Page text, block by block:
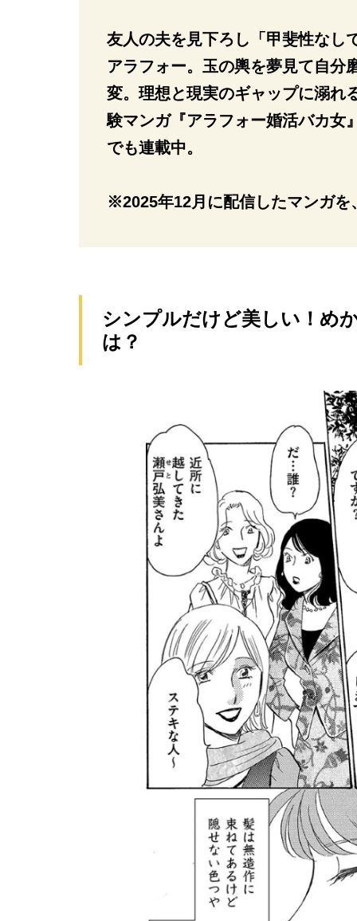
友人の夫を見下ろし「甲斐性なし
アラフォー。玉の輿を夢見て自分
変。理想と現実のギャップに溺れ
験マンガ『アラフォー婚活バカ女
でも連載中。
※2025年12月に配信したマンガを
シンプルだけど美しい！め
は？